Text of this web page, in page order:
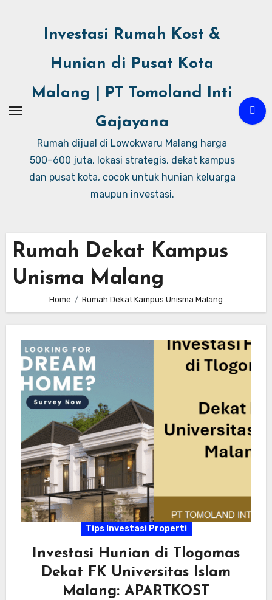
Investasi Rumah Kost &
Hunian di Pusat Kota
Malang | PT Tomoland Inti
Gajayana
Rumah dijual di Lowokwaru Malang harga
500–600 juta, lokasi strategis, dekat kampus
dan pusat kota, cocok untuk hunian keluarga
maupun investasi.
Rumah Dekat Kampus
Unisma Malang
Home Rumah Dekat Kampus Unisma Malang
Tips Investasi Properti
Investasi Hunian di Tlogomas
Dekat FK Universitas Islam
Malang: APARTKOST